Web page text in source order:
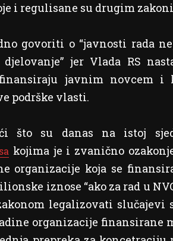
i regulisane su drugim
govoriti o “javnosti rada
jer Vlada RS
javnim novcem i
podrške vlasti.
što su danas na istoj
kojima je i zvanično
organizacije koja se
iznose “ako za rad u
legalizovati
organizacije finansirane